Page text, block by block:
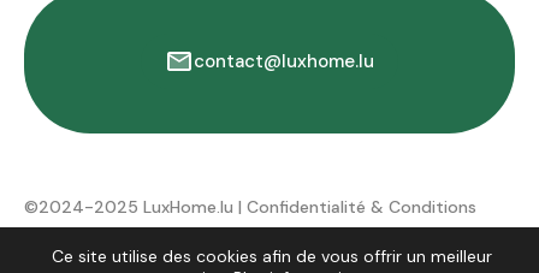
contact@luxhome.lu
©2024-2025 LuxHome.lu | Confidentialité & Conditions
d'utilisation
Ce site utilise des cookies afin de vous offrir un meilleur